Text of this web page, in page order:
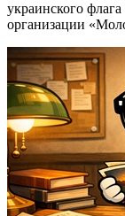
украинского
организации